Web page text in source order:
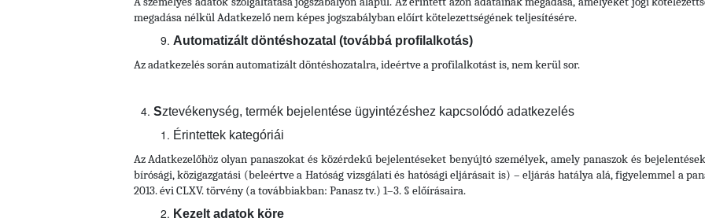
megadása nélkül Adatkezelő nem képes jogszabályban előírt kötelezettségének teljesítésére.
Automatizált döntéshozatal (továbbá profilalkotás)
Az adatkezelés során automatizált döntéshozatalra, ideértve a profilalkotást is, nem kerül sor.
Sztevékenység, termék bejelentése ügyintézéshez kapcsolódó adatkezelés
Érintettek kategóriái
Az Adatkezelőhöz olyan panaszokat és közérdekű bejelentéseket benyújtó személyek, amely panaszok és
bírósági, közigazgatási (beleértve a Hatóság vizsgálati és hatósági eljárásait is) – eljárás hatálya alá, figyelemmel a
2013. évi CLXV. törvény (a továbbiakban: Panasz tv.) 1–3. § előírásaira.
Kezelt adatok köre